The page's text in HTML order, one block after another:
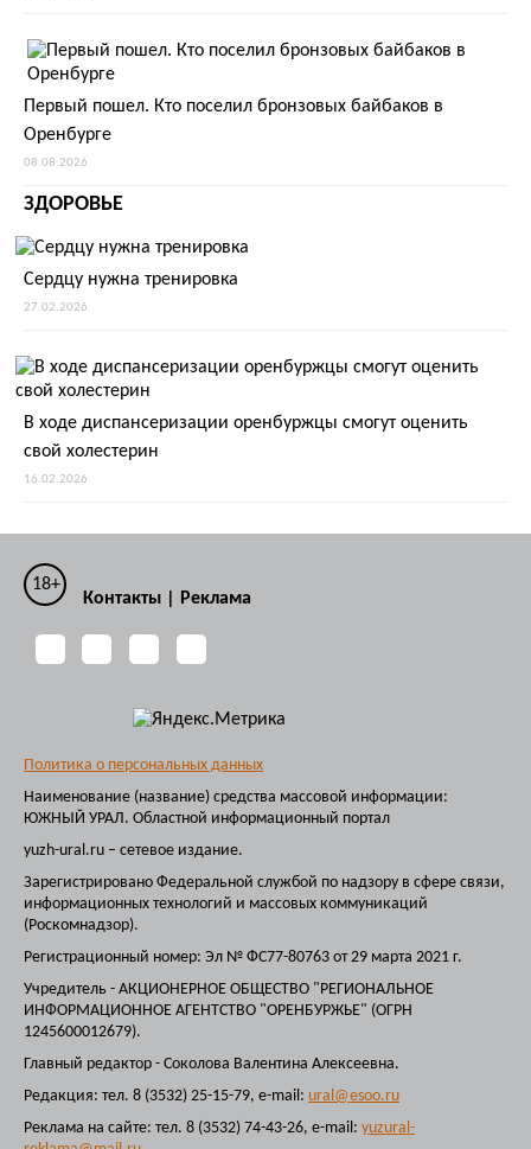
Первый пошел. Кто поселил бронзовых байбаков в
Оренбурге
08.08.2026
ЗДОРОВЬЕ
Сердцу нужна тренировка
27.02.2026
В ходе диспансеризации оренбуржцы смогут оценить
свой холестерин
16.02.2026
18+
Контакты Реклама
Политика о персональных данных
Наименование (название) средства массовой информации:
ЮЖНЫЙ УРАЛ. Областной информационный портал
yuzh-ural.ru – сетевое издание.
Зарегистрировано Федеральной службой по надзору в сфере связи,
информационных технологий и массовых коммуникаций
(Роскомнадзор).
Регистрационный номер: Эл № ФС77-80763 от 29 марта 2021 г.
Учредитель - АКЦИОНЕРНОЕ ОБЩЕСТВО "РЕГИОНАЛЬНОЕ
ИНФОРМАЦИОННОЕ АГЕНТСТВО "ОРЕНБУРЖЬЕ" (ОГРН
1245600012679).
Главный редактор - Соколова Валентина Алексеевна.
Редакция: тел. 8 (3532) 25-15-79, e-mail: ural@esoo.ru
Реклама на сайте: тел. 8 (3532) 74-43-26, e-mail: yuzural-